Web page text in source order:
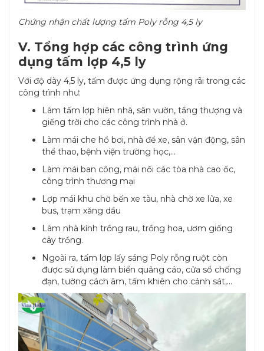
Chứng nhận chất lượng tấm Poly rỗng 4,5 ly
V. Tổng hợp các công trình ứng
dụng tấm lợp 4,5 ly
Với độ dày 4,5 ly, tấm được ứng dụng rộng rãi trong các
công trình như:
Làm tấm lợp hiên nhà, sân vườn, tầng thượng và
giếng trời cho các công trình nhà ở.
Làm mái che hồ bơi, nhà để xe, sân vận động, sân
thể thao, bệnh viện trường học,...
Làm mái ban công, mái nối các tòa nhà cao ốc,
công trình thương mại
Lợp mái khu chờ bến xe tàu, nhà chờ xe lửa, xe
bus, trạm xăng dầu
Làm nhà kính trồng rau, trồng hoa, ươm giống
cây trồng.
Ngoài ra, tấm lợp lấy sáng Poly rỗng ruột còn
được sử dụng làm biển quảng cáo, cửa sổ chống
đạn, tường cách âm, tấm khiên cho cảnh sát,...